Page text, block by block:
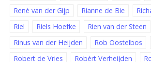
René van der Gijp
Rianne de Bie
Riel
Riels Hoefke Rien van der Steen
Rinus van der Heijden
Rob Oostelbos
Robert de Vries
Robèrt Verheijden